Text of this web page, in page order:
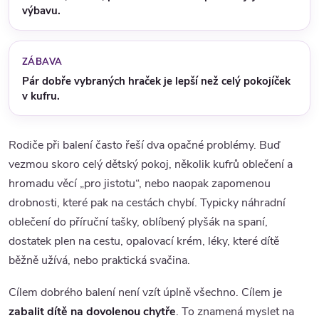
výbavu.
ZÁBAVA
Pár dobře vybraných hraček je lepší než celý pokojíček
v kufru.
Rodiče při balení často řeší dva opačné problémy. Buď
vezmou skoro celý dětský pokoj, několik kufrů oblečení a
hromadu věcí „pro jistotu“, nebo naopak zapomenou
drobnosti, které pak na cestách chybí. Typicky náhradní
oblečení do příruční tašky, oblíbený plyšák na spaní,
dostatek plen na cestu, opalovací krém, léky, které dítě
běžně užívá, nebo praktická svačina.
Cílem dobrého balení není vzít úplně všechno. Cílem je
zabalit dítě na dovolenou chytře. To znamená myslet na